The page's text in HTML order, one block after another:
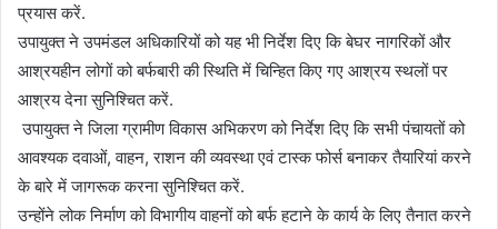
प्रयास करें.
उपायुक्त ने उपमंडल अधिकारियों को यह भी निर्देश दिए कि बेघर नागरिकों और
आश्रयहीन लोगों को बर्फबारी की स्थिति में चिन्हित किए गए आश्रय स्थलों पर
आश्रय देना सुनिश्चित करें.
उपायुक्त ने जिला ग्रामीण विकास अभिकरण को निर्देश दिए कि सभी पंचायतों को
आवश्यक दवाओं, वाहन, राशन की व्यवस्था एवं टास्क फोर्स बनाकर तैयारियां करने
के बारे में जागरूक करना सुनिश्चित करें.
उन्होंने लोक निर्माण को विभागीय वाहनों को बर्फ हटाने के कार्य के लिए तैनात करने